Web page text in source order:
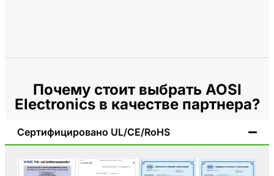
Почему стоит выбрать AOSI
Electronics в качестве партнера?
Сертифицировано UL/CE/RoHS